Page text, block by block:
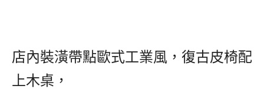
店內裝潢帶點歐式工業風，復古皮椅配
上木桌，